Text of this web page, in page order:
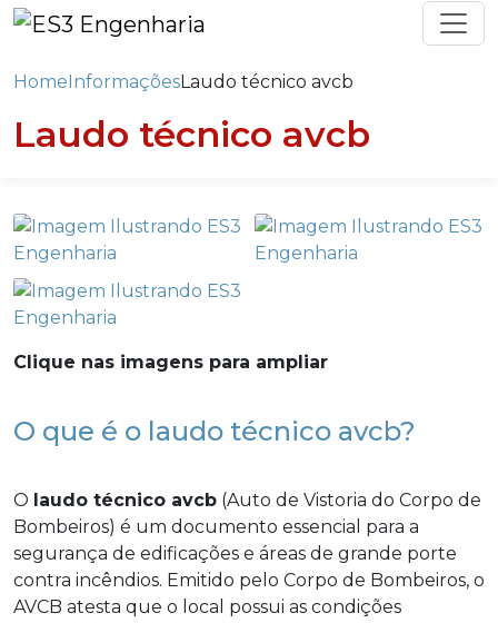
HomeInformaçõesLaudo técnico avcb
Laudo técnico avcb
Clique nas imagens para ampliar
O que é o laudo técnico avcb?
O laudo técnico avcb (Auto de Vistoria do Corpo de
Bombeiros) é um documento essencial para a
segurança de edificações e áreas de grande porte
contra incêndios. Emitido pelo Corpo de Bombeiros, o
AVCB atesta que o local possui as condições